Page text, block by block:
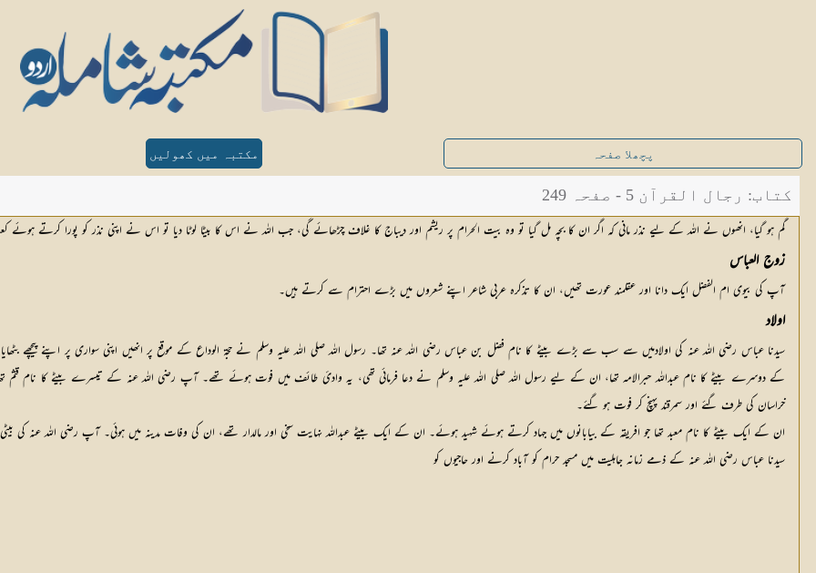
پچھلا صفحہ مکتبہ میں کھولیں
کتاب: رجال القرآن 5 - صفحہ 249
گم ہو گیا، انھوں نے اللہ کے لیے نذر مانی کہ اگر ان کا بچہ مل گیا تو وہ بیت الحرام پر ریشم اور دیباج کا غلاف چڑھائے گی، جب اللہ نے اس کا بیٹا لوٹا دیا تو اس نے اپنی نذر کو پورا کرتے ہوئے
زوج العباس
آپ کی بیوی ام الفضل ایک دانا اور عقلمند عورت تھیں، ان کا تذکرہ عربی شاعر اپنے شعروں میں بڑے احترام سے کرتے ہیں۔
اولاد
سیدنا عباس رضی اللہ عنہ کی اولادمیں سے سب سے بڑے بیٹے کا نام فضل بن عباس رضی اللہ عنہ تھا۔ رسول اللہ صلی اللہ علیہ وسلم نے حجۃ الوداع کے موقع پر انھیں اپنی سواری پر اپنے
کے دوسرے بیٹے کا نام عبداللہ حبرالامہ تھا، ان کے لیے رسول اللہ صلی اللہ علیہ وسلم نے دعا فرمائی تھی، یہ وادیٔ طائف میں فوت ہوئے تھے۔ آپ رضی اللہ عنہ کے تیسرے بیٹے کا نام قثم
خراسان کی طرف گئے اور سمرقند پہنچ کر فوت ہو گئے۔
ان کے ایک بیٹے کا نام معبد تھا جو افریقہ کے بیابانوں میں جہاد کرتے ہوئے شہید ہوئے۔ ان کے ایک بیٹے عبداللہ نہایت سخی اور مالدار تھے، ان کی وفات مدینہ میں ہوئی۔ آپ رضی اللہ عنہ کی
سیدنا عباس رضی اللہ عنہ کے ذمے زمانہ جاہلیت میں مسجد حرام کو آباد کرنے اور حاجیوں کو